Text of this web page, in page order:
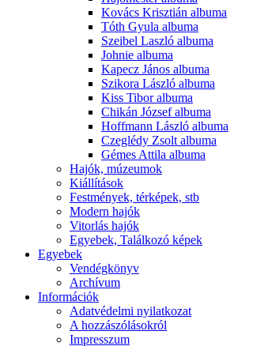
Kovács Krisztián albuma
Tóth Gyula albuma
Szeibel Laszló albuma
Johnie albuma
Kapecz János albuma
Szikora László albuma
Kiss Tibor albuma
Chikán József albuma
Hoffmann László albuma
Czeglédy Zsolt albuma
Gémes Attila albuma
Hajók, múzeumok
Kiállítások
Festmények, térképek, stb
Modern hajók
Vitorlás hajók
Egyebek, Találkozó képek
Egyebek
Vendégkönyv
Archívum
Információk
Adatvédelmi nyilatkozat
A hozzászólásokról
Impresszum